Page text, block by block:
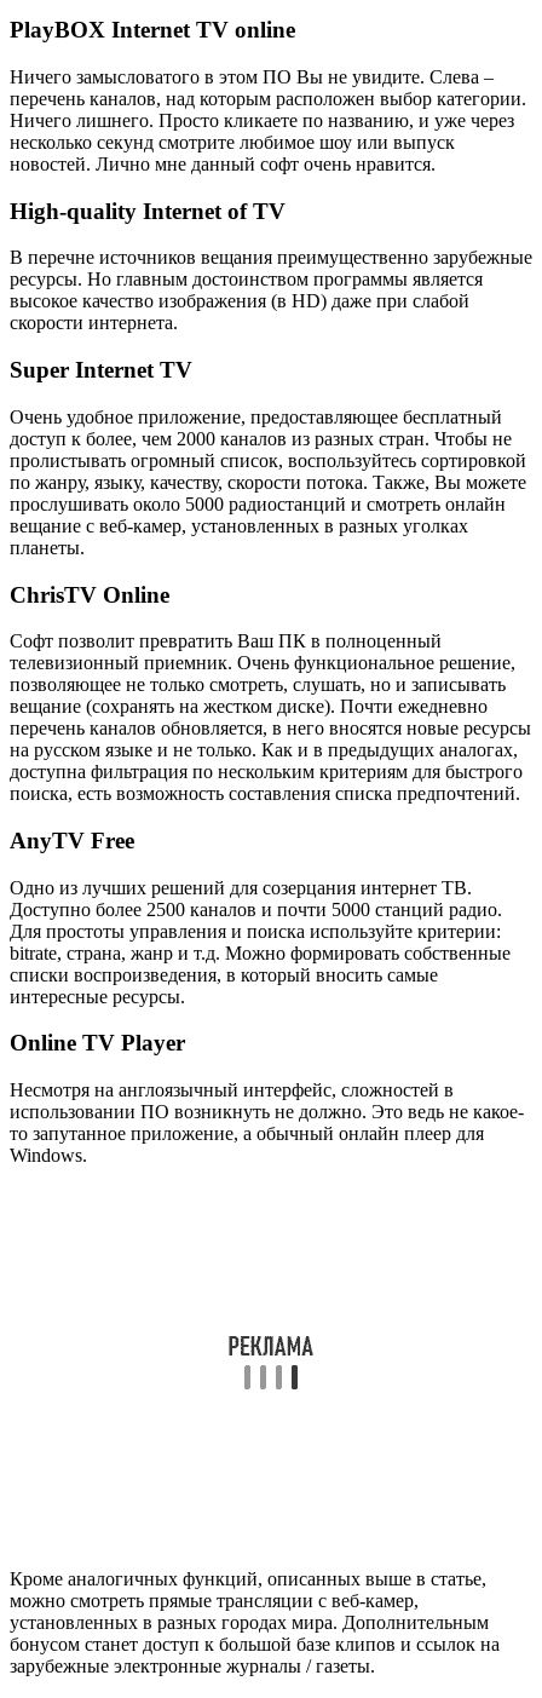
PlayBOX Internet TV online
Ничего замысловатого в этом ПО Вы не увидите. Слева –
перечень каналов, над которым расположен выбор категории.
Ничего лишнего. Просто кликаете по названию, и уже через
несколько секунд смотрите любимое шоу или выпуск
новостей. Лично мне данный софт очень нравится.
High-quality Internet of TV
В перечне источников вещания преимущественно зарубежные
ресурсы. Но главным достоинством программы является
высокое качество изображения (в HD) даже при слабой
скорости интернета.
Super Internet TV
Очень удобное приложение, предоставляющее бесплатный
доступ к более, чем 2000 каналов из разных стран. Чтобы не
пролистывать огромный список, воспользуйтесь сортировкой
по жанру, языку, качеству, скорости потока. Также, Вы можете
прослушивать около 5000 радиостанций и смотреть онлайн
вещание с веб-камер, установленных в разных уголках
планеты.
ChrisTV Online
Софт позволит превратить Ваш ПК в полноценный
телевизионный приемник. Очень функциональное решение,
позволяющее не только смотреть, слушать, но и записывать
вещание (сохранять на жестком диске). Почти ежедневно
перечень каналов обновляется, в него вносятся новые ресурсы
на русском языке и не только. Как и в предыдущих аналогах,
доступна фильтрация по нескольким критериям для быстрого
поиска, есть возможность составления списка предпочтений.
AnyTV Free
Одно из лучших решений для созерцания интернет ТВ.
Доступно более 2500 каналов и почти 5000 станций радио.
Для простоты управления и поиска используйте критерии:
bitrate, страна, жанр и т.д. Можно формировать собственные
списки воспроизведения, в который вносить самые
интересные ресурсы.
Online TV Player
Несмотря на англоязычный интерфейс, сложностей в
использовании ПО возникнуть не должно. Это ведь не какое-
то запутанное приложение, а обычный онлайн плеер для
Windows.
Кроме аналогичных функций, описанных выше в статье,
можно смотреть прямые трансляции с веб-камер,
установленных в разных городах мира. Дополнительным
бонусом станет доступ к большой базе клипов и ссылок на
зарубежные электронные журналы / газеты.